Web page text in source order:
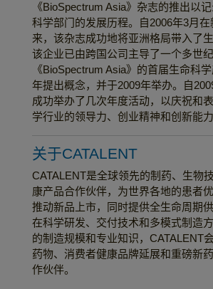
《BioSpectrum Asia》杂志的推出以
科学部门的发展历程。自2006年3月在
来，该杂志成功地将亚洲格局带入了生
该企业已由跨国公司主导了一个多世纪
《BioSpectrum Asia》的首届生命科
年提出概念，并于2009年举办。自
成功举办了几次年度活动，以庆祝和
学行业的领导力、创业精神和创新能力
关于CATALENT
CATALENT是全球领先的制药、生物
康产品合作伙伴，为世界各地的患者优
推动新品上市，同时提供全生命周期
在科学研发、交付技术和多模式制造
的制造规模和专业知识，CATALENT
药物、消费者健康品牌延展和重磅新
作伙伴。